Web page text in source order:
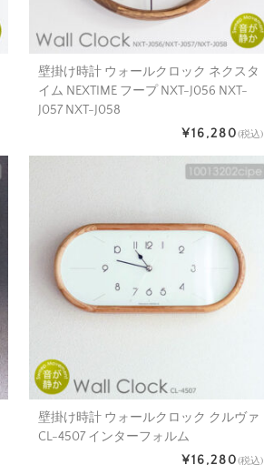
壁掛け時計 ウォールクロック ネクスタ
イム NEXTIME フープ NXT-J056 NXT-
J057 NXT-J058
¥16,280(税込)
壁掛け時計 ウォールクロック クルヴァ
CL-4507 インターフォルム
¥16,280(税込)